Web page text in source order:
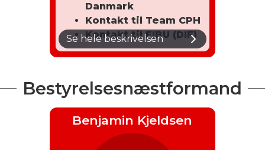
Danmark
Kontakt til Team CPH
Kontakt til FIBU (DIF)
Se hele beskrivelsen
Bestyrelsesnæstformand
Benjamin Kjeldsen